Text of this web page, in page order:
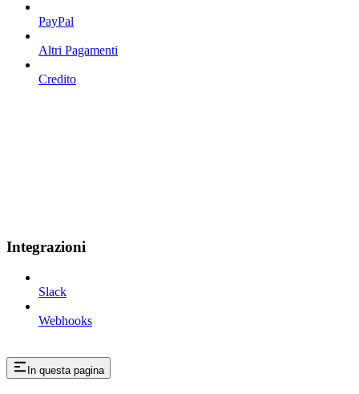
PayPal
Altri Pagamenti
Credito
Integrazioni
Slack
Webhooks
In questa pagina